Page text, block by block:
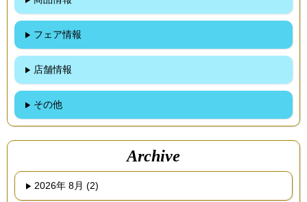
フェア情報
店舗情報
その他
Archive
2026年 8月 (2)